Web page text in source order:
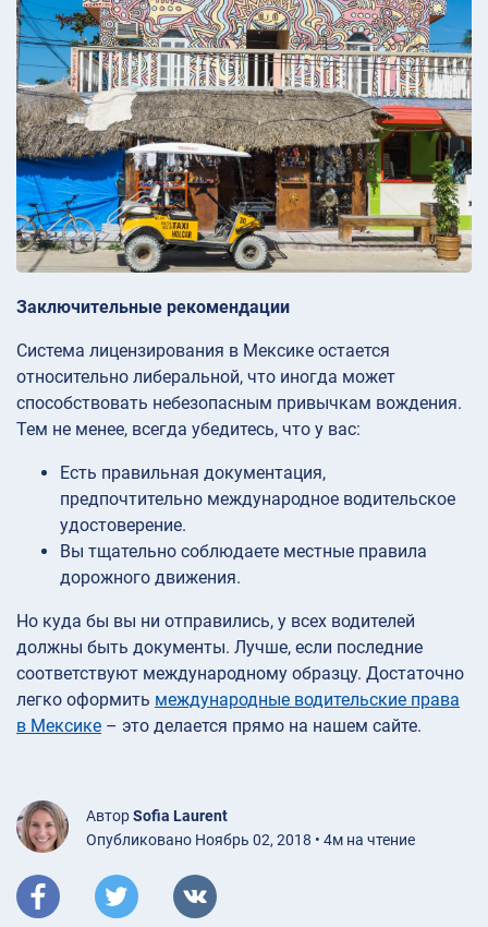
Заключительные рекомендации
Система лицензирования в Мексике остается
относительно либеральной, что иногда может
способствовать небезопасным привычкам вождения.
Тем не менее, всегда убедитесь, что у вас:
Есть правильная документация,
предпочтительно международное водительское
удостоверение.
Вы тщательно соблюдаете местные правила
дорожного движения.
Но куда бы вы ни отправились, у всех водителей
должны быть документы. Лучше, если последние
соответствуют международному образцу. Достаточно
легко оформить международные водительские права
в Мексике – это делается прямо на нашем сайте.
АвторSofia Laurent
Опубликовано Ноябрь 02, 2018 • 4м на чтение